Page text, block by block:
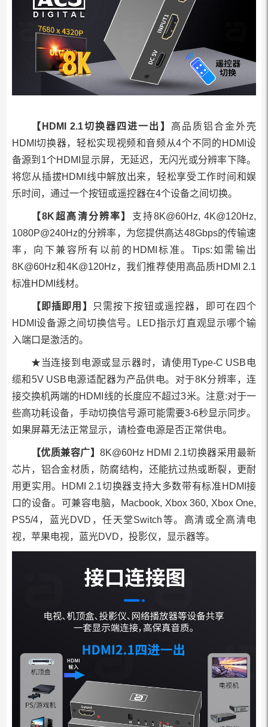
【HDMI 2.1切换器四进一出】 高品质铝合金外壳
HDMI切换器，轻松实现视频和音频从4个不同的HDMI设
备源到1个HDMI显示屏，无延迟，无闪光或分辨率下降。
将您从插拔HDMI线中解放出来，轻松享受工作时间和娱
乐时间，通过一个按钮或遥控器在4个设备之间切换。
【8K超高清分辨率】 支持8K@60Hz, 4K@120Hz,
1080P@240Hz的分辨率，为您提供高达48Gbps的传输速
率，向下兼容所有以前的HDMI标准。Tips:如需输出
8K@60Hz和4K@120Hz，我们推荐使用高品质HDMI 2.1
标准HDMI线材。
【即插即用】
只需按下按钮或遥控器，即可在四个
HDMI设备源之间切换信号。LED指示灯直观显示哪个输
入端口是激活的。
★当连接到电源或显示器时，请使用Type-C USB电
缆和5V USB电源适配器为产品供电。对于8K分辨率，连
接交换机两端的HDMI线的长度应不超过3米。注意:对于一
些高功耗设备，手动切换信号源可能需要3-6秒显示同步。
如果屏幕无法正常显示，请检查电源是否正常供电。
【优质兼容广】8K@60Hz HDMI 2.1切换器采用最新
芯片，铝合金材质，防腐结构，还能抗过热或断裂，更耐
用更实用。HDMI 2.1切换器支持大多数带有标准HDMI接
口的设备。可兼容电脑，Macbook, Xbox 360, Xbox One,
PS5/4，蓝光DVD，任天堂Switch等。高清或全高清电
视，苹果电视，蓝光DVD，投影仪，显示器等。